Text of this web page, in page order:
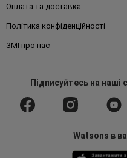
Оплата та доставка
Політика конфіденційності
ЗМІ про нас
Підписуйтесьна наші
Watsons в